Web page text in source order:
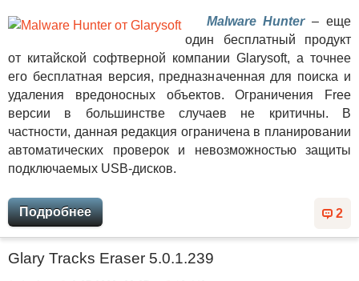
Malware Hunter– еще
один бесплатный продукт
от китайской софтверной компании Glarysoft, а точнее
его бесплатная версия, предназначенная для поиска и
удаления вредоносных объектов. Ограничения Free
версии в большинстве случаев не критичны. В
частности, данная редакция ограничена в планировании
автоматических проверок и невозможностью защиты
подключаемых USB-дисков.
2
Подробнее
Glary Tracks Eraser 5.0.1.239